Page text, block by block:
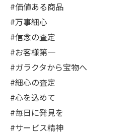
#価値ある商品
#万事細心
#信念の査定
#お客様第一
#ガラクタから宝物へ
#細心の査定
#心を込めて
#毎日に発見を
#サービス精神